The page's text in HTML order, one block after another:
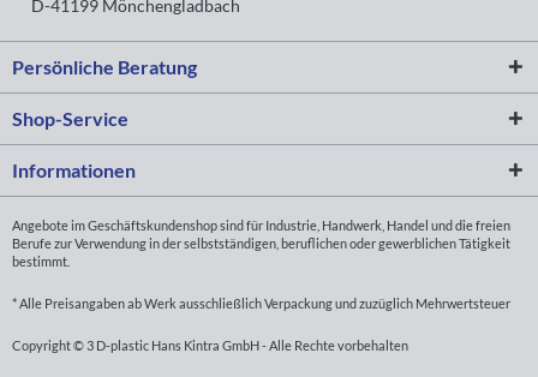
D-41199 Mönchengladbach
Persönliche Beratung
Shop-Service
Informationen
Angebote im Geschäftskundenshop sind für Industrie, Handwerk, Handel und die freien
Berufe zur Verwendung in der selbstständigen, beruflichen oder gewerblichen Tätigkeit
bestimmt.
* Alle Preisangaben ab Werk ausschließlich Verpackung und zuzüglich Mehrwertsteuer
Copyright © 3 D-plastic Hans Kintra GmbH - Alle Rechte vorbehalten